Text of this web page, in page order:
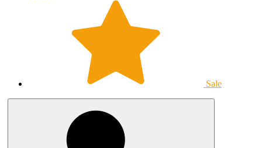
Sale